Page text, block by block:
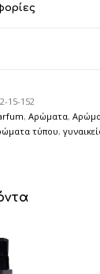
15-152
,Αρώματα,
τύπου,